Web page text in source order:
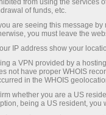
демосчет
from using the services
of funds, etc.
are seeing this message
you must leave the
IP address show your
a VPN provided by a
not have proper WHOIS
in the WHOIS
whether you are a US
being a US resident, you